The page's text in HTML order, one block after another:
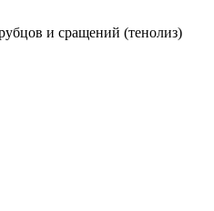
и сращений (тенолиз)